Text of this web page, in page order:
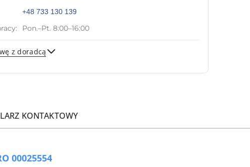
+48 733 130 139
Pon.–Pt. 8:00–16:00
z doradcą
KONTAKTOWY
00025554